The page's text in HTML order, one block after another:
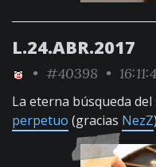
L.24.ABR.2017
• #40398 •
La eterna búsqueda
perpetuo (gracias NezZ)